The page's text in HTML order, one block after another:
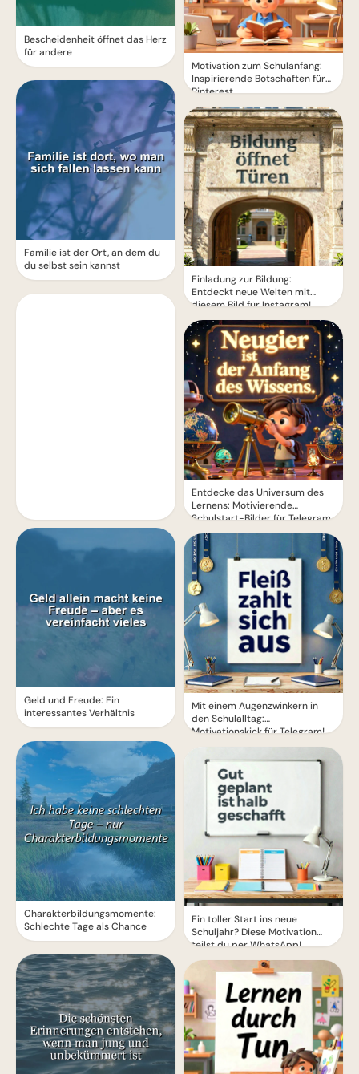
Bescheidenheit öffnet das Herz
für andere
Familie ist der Ort, an dem du
du selbst sein kannst
Geld und Freude: Ein
interessantes Verhältnis
Charakterbildungsmomente:
Schlechte Tage als Chance
Motivation zum Schulanfang:
Inspirierende Botschaften für
Pinterest
Einladung zur Bildung:
Entdeckt neue Welten mit
diesem Bild für Instagram!
Entdecke das Universum des
Lernens: Motivierende
Schulstart-Bilder für Telegram
Mit einem Augenzwinkern in
den Schulalltag:
Motivationskick für Telegram!
Ein toller Start ins neue
Schuljahr? Diese Motivation
teilst du per WhatsApp!